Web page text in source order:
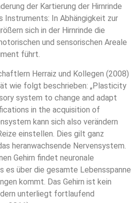
der Kartierung der Hirnrinde
Instruments: In Abhängigkeit zur
sich in der Hirnrinde die
und sensorischen Areale
führt.
Herraiz und Kollegen (2008)
wie folgt beschrieben: „Plasticity
system to change and adapt
in the acquisition of
kann sich also verändern
einstellen. Dies gilt ganz
heranwachsende Nervensystem.
Gehirn findet neuronale
über die gesamte Lebensspanne
kommt. Das Gehirn ist kein
unterliegt fortlaufend